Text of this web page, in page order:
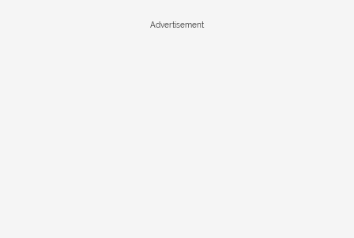
Advertisement